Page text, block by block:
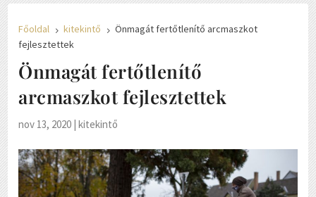
Főoldal 5 kitekintő 5 Önmagát fertőtlenítő arcmaszkot
fejlesztettek
Önmagát fertőtlenítő
arcmaszkot fejlesztettek
nov 13, 2020 |kitekintő